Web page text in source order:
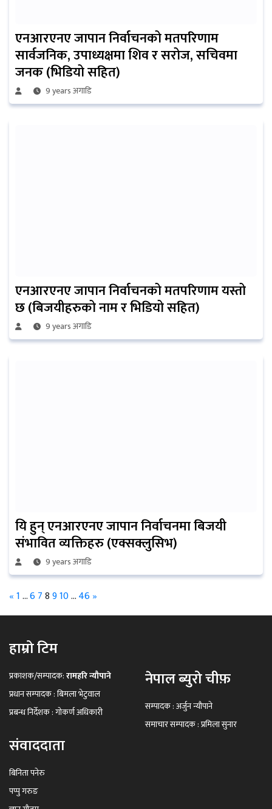
एनआरएनए जापान निर्वाचनको मतपरिणाम
सार्वजनिक, उपाध्यक्षमा शिव र सरोज, सचिवमा
जनक (भिडियो सहित)
9 years अगाडि
एनआरएनए जापान निर्वाचनको मतपरिणाम यस्तो
छ (बिजयीहरुको नाम र भिडियो सहित)
9 years अगाडि
यि हुन् एनआरएनए जापान निर्वाचनमा बिजयी
संभावित व्यक्तिहरु (एक्सक्लुसिभ)
9 years अगाडि
«1…678910…46»
हाम्रो टिम
प्रकाशक/सम्पादक:रामहरि न्यौपाने
प्रधान सम्पादक : बिमला भेटुवाल
प्रबन्ध निर्देशक : गोकर्ण अधिकारी
नेपाल ब्युरो चीफ़
सम्पादक : अर्जुन न्यौपाने
समाचार सम्पादक : प्रमिला सुनार
संवाददाता
बिनिता पनेरु
पप्पु गरुङ